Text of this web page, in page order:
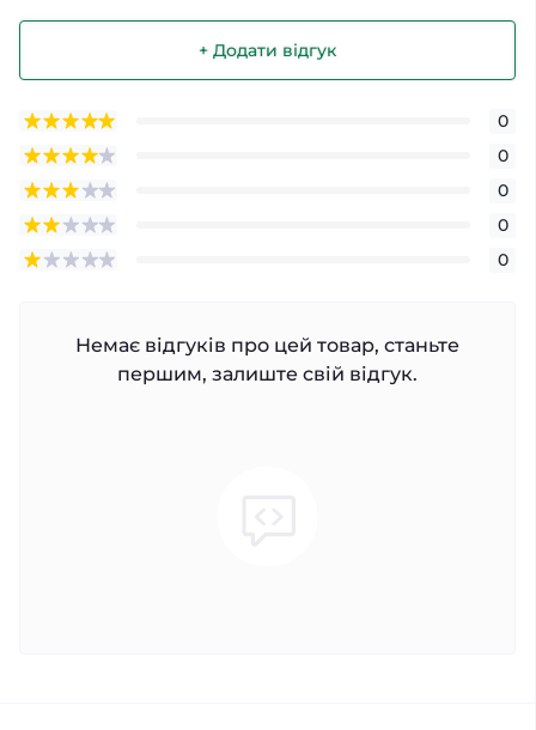
+ Додати відгук
0
0
0
0
0
Немає відгуків про цей товар, станьте
першим, залиште свій відгук.